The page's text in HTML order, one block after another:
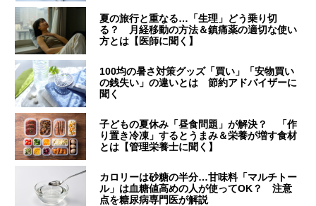
夏の旅行と重なる…「生理」どう乗り切
る？ 月経移動の方法＆鎮痛薬の適切な使い
方とは【医師に聞く】
100均の暑さ対策グッズ「買い」「安物買い
の銭失い」の違いとは 節約アドバイザーに
聞く
子どもの夏休み「昼食問題」が解決？ 「作
り置き冷凍」するとうまみ＆栄養が増す食材
とは【管理栄養士に聞く】
カロリーは砂糖の半分…甘味料「マルチトー
ル」は血糖値高めの人が使ってOK？ 注意
点を糖尿病専門医が解説